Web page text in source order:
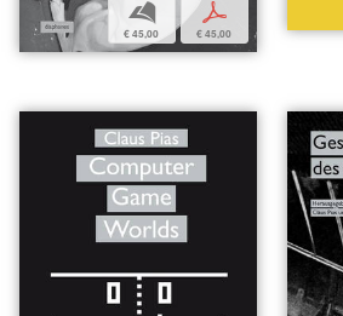
b
€ 45,00
p
€ 45,00